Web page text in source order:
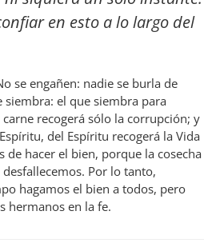
en esto a lo largo del
se engañen: nadie se burla de
siembra: el que siembra para
recogerá sólo la corrupción; y
del Espíritu recogerá la Vida
de hacer el bien, porque la cosecha
Por lo tanto,
hagamos el bien a todos, pero
hermanos en la fe.